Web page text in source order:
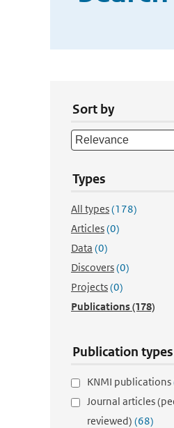
Sort by
Types
All types(178)
Articles(0)
Data (0)
Discovers(0)
Projects(0)
Publications(178)
Publication types
KNMI publications
Journal articles
reviewed) (68)